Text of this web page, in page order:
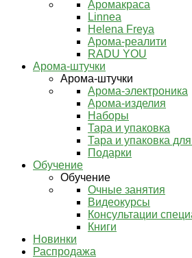
Аромакраса
Linnea
Helena Freya
Арома-реалити
RADU YOU
Арома-штучки
Арома-штучки
Арома-электроника
Арома-изделия
Наборы
Тара и упаковка
Тара и упаковка
Подарки
Обучение
Обучение
Очные занятия
Видеокурсы
Консультации
Книги
Новинки
Распродажа